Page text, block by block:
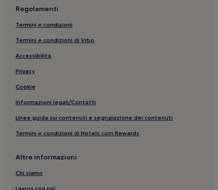
Palazzo del Comune: hotel nelle vicinanze
Bagno: hotel
Rivalta: hotel
Calerno: hotel
Reggio Emilia: Hotel con palestra
Regolamenti
Termini e condizioni
Termini e condizioni di Vrbo
Accessibilità
Privacy
Cookie
Informazioni legali/Contatti
Linee guida sui contenuti e segnalazione dei contenuti
Termini e condizioni di Hotels.com Rewards
Altre informazioni
Chi siamo
Lavora con noi